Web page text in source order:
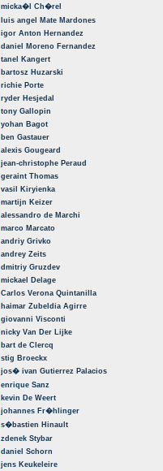
micka�l Ch�rel
luis angel Mate Mardones
igor Anton Hernandez
daniel Moreno Fernandez
tanel Kangert
bartosz Huzarski
richie Porte
ryder Hesjedal
tony Gallopin
yohan Bagot
ben Gastauer
alexis Gougeard
jean-christophe Peraud
geraint Thomas
vasil Kiryienka
martijn Keizer
alessandro de Marchi
marco Marcato
andriy Grivko
andrey Zeits
dmitriy Gruzdev
mickael Delage
Carlos Verona Quintanilla
haimar Zubeldia Agirre
giovanni Visconti
nicky Van Der Lijke
bart de Clercq
stig Broeckx
jos� ivan Gutierrez Palacios
enrique Sanz
kevin De Weert
johannes Fr�hlinger
s�bastien Hinault
zdenek Stybar
daniel Schorn
jens Keukeleire